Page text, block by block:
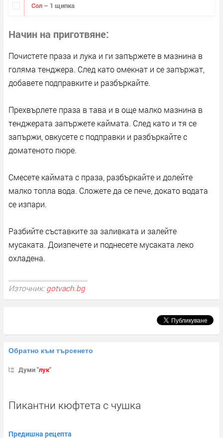
Сол – 1 щипка
Начин на приготвяне
Почистете праза и лука и ги запържете в мазнина в
голяма тенджера. След като омекнат и се запържат,
добавете подправките и разбъркайте.
Прехвърлете праза в тава и в още малко мазнина в
тенджерата запържете каймата. След като и тя се
запържи, овкусете с подправки и разбъркайте с
доматеното пюре.
Смесете каймата с праза, разбъркайте и долейте
малко топла вода. Сложете да се пече, докато водата
се изпари.
Разбийте съставките за заливката и залейте
мусаката. Доизпечете и поднесете мусаката леко
охладена.
Източник: gotvach.bg
Обратно към търсенето
Думи "лук"
Пикантни кюфтета с чушка
Предишна рецепта